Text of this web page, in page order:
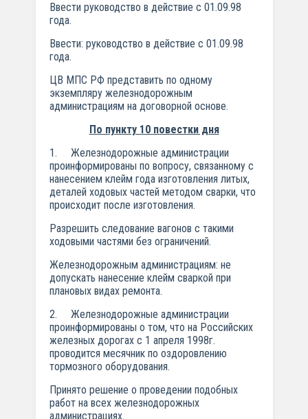
Ввести руководство в действие с 01.09.98
года.
Ввести: руководство в действие с 01.09.98
года.
ЦВ МПС РФ представить по одному
экземпляру железнодорожным
администрациям на договорной основе.
По пункту 10 повестки дня
1. Железнодорожные администрации
проинформированы по вопросу, связанному с
нанесением клейм года изготовления литых,
деталей ходовых частей методом сварки, что
происходит после изготовления.
Разрешить следование вагонов с такими
ходовыми частями без ограничений.
Железнодорожным администрациям: не
допускать нанесение клейм сваркой при
плановых видах ремонта.
2. Железнодорожные администрации
проинформированы о том, что на Российских
железных дорогах с 1 апреля 1998г.
проводится месячник по оздоровлению
тормозного оборудования.
Принято решение о проведении подобных
работ на всех железнодорожных
администрациях.